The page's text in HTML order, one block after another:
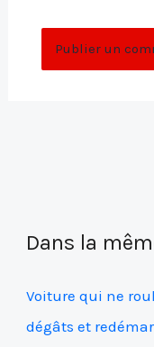
Dans la
Voiture qui ne
dégâts et